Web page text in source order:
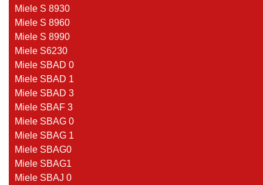
Miele S 8930
Miele S 8960
Miele S 8990
Miele S6230
Miele SBAD 0
Miele SBAD 1
Miele SBAD 3
Miele SBAF 3
Miele SBAG 0
Miele SBAG 1
Miele SBAG0
Miele SBAG1
Miele SBAJ 0